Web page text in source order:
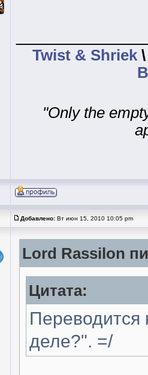
Twist & Shriek
"Only the
Добавлено: Вт июн 15, 2010 10:05 pm
Lord Rassilon
Цитата:
Переводится
деле?". =/